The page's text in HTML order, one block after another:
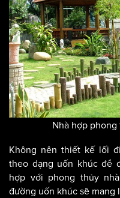
Nhà hợp
Không nên thiết kế lối
theo dạng uốn khúc để
hợp với phong thủy
đường uốn khúc sẽ mang